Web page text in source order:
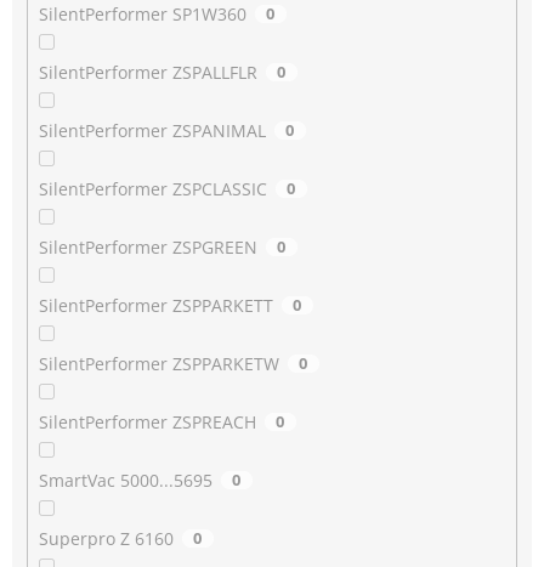
SilentPerformer SP1W360 0
SilentPerformer ZSPALLFLR 0
SilentPerformer ZSPANIMAL 0
SilentPerformer ZSPCLASSIC 0
SilentPerformer ZSPGREEN 0
SilentPerformer ZSPPARKETT 0
SilentPerformer ZSPPARKETW 0
SilentPerformer ZSPREACH 0
SmartVac 5000...5695 0
Superpro Z 6160 0